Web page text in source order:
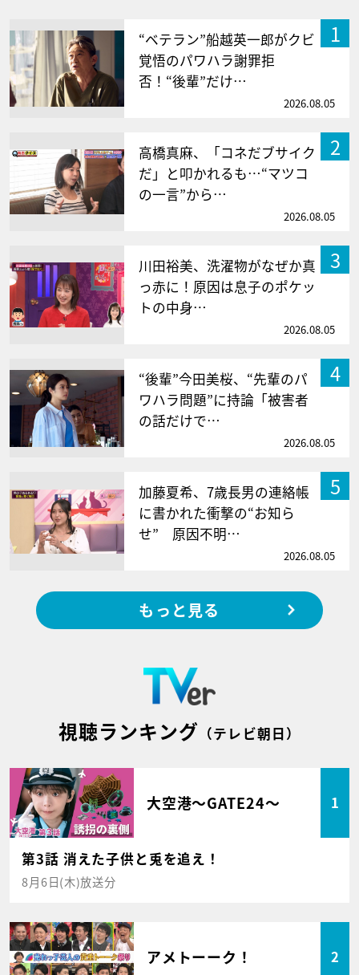
1
“ベテラン”船越英一郎がクビ
覚悟のパワハラ謝罪拒
否！“後輩”だけ…
2026.08.05
2
高橋真麻、「コネだブサイク
だ」と叩かれるも…“マツコ
の一言”から…
2026.08.05
3
川田裕美、洗濯物がなぜか真
っ赤に！原因は息子のポケッ
トの中身…
2026.08.05
4
“後輩”今田美桜、“先輩のパ
ワハラ問題”に持論「被害者
の話だけで…
2026.08.05
5
加藤夏希、7歳長男の連絡帳
に書かれた衝撃の“お知ら
せ” 原因不明…
2026.08.05
もっと見る
視聴ランキング （テレビ朝日）
大空港～GATE24～ 1
第3話 消えた子供と兎を追え！
8月6日(木)放送分
アメトーーク！ 2